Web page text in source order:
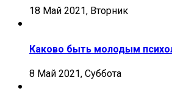
18 Май 2021, Вторник
Каково быть молодым
8 Май 2021, Суббота